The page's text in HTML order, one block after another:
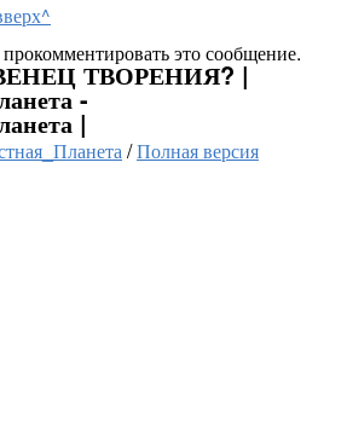
это сообщение.
ТВОРЕНИЯ? |
-
|
/Полная версия